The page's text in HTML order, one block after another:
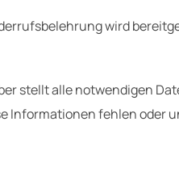
wird
stellt alle notwendigen
Informationen fehlen oder